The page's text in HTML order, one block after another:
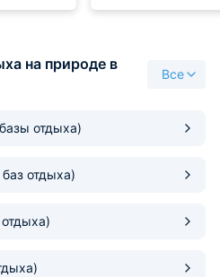
вообще
центра города на
буквально за
на природе в
Все
отдыха)
баз отдыха)